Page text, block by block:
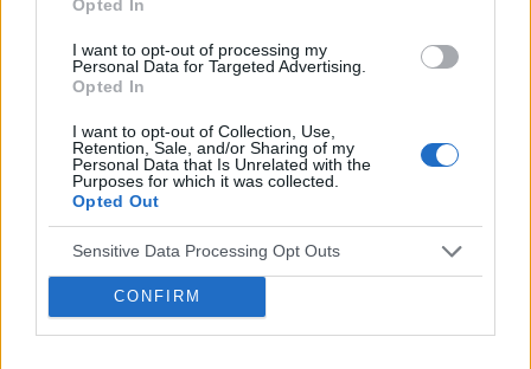
Opted In
I want to opt-out of processing my
Personal Data for Targeted Advertising.
Opted In
I want to opt-out of Collection, Use,
Retention, Sale, and/or Sharing of my
Personal Data that Is Unrelated with the
Purposes for which it was collected.
Opted Out
Sensitive Data Processing Opt Outs
CONFIRM
Forum:Nowotwory kobiece
czy to moze byc rak piersi?
okolo 3 miesiace temu na piersi pojawila mi sie mala
czerwona plamka. miala wtedy jakies 5 mm. nie boli ale
urosla do 1 cm. ciagle zmienia ksztalt. obok niej mam
delikatne wglebienie w skorze. ogolni...
doska111